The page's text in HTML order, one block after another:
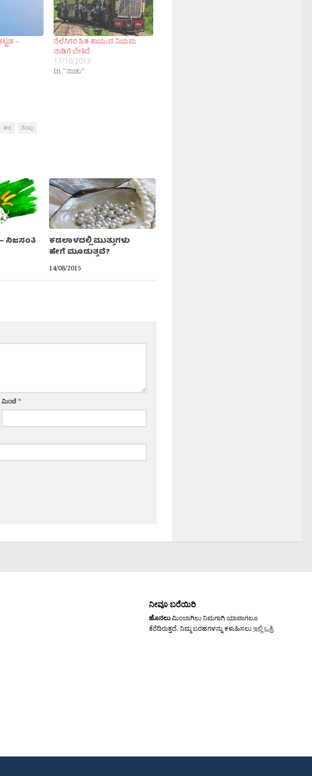
–
ನೆಲೆಸಿಗರ ಹಿತ ಕಾಯುವ ನಿಯಮ
ನಾಡಿಗೆ ಬೇಕಿದೆ
17/10/2013
In "ನಾಡು"
ತೀರ ನೆನಪು
ನಿಜಸಂತಿ
ಕಡಲಾಳದಲ್ಲಿ ಮುತ್ತುಗಳು
ಹೇಗೆ ಮೂಡುತ್ತವೆ?
14/08/2015
ಮಿಂಚೆ*
ನೀವೂ ಬರೆಯಿರಿ
ಹೊನಲುಮಿಂಬಾಗಿಲು ನಿಮಗಾಗಿ ಯಾವಾಗಲೂ
ತೆರೆದಿರುತ್ತದೆ. ನಿಮ್ಮ ಬರಹಗಳನ್ನು ಕಳುಹಿಸಲುಇಲ್ಲಿ ಒತ್ತಿ.